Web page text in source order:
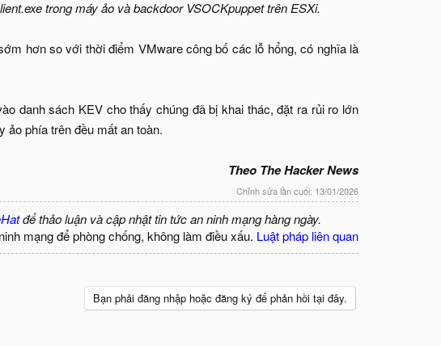
trong máy ảo và backdoor VSOCKpuppet trên ESXi.
hơn so với thời điểm VMware công bố các lỗ hổng, có nghĩa là
danh sách KEV cho thấy chúng đã bị khai thác, đặt ra rủi ro lớn
ảo phía trên đều mất an toàn.
Theo The Hacker News
Chỉnh sửa lần cuối: 13/01/2026
để thảo luận và cập nhật tin tức an ninh mạng hàng ngày.
mạng để phòng chống, không làm điều xấu. Luật pháp liên quan
Bạn phải đăng nhập hoặc đăng ký để phản hồi tại đây.